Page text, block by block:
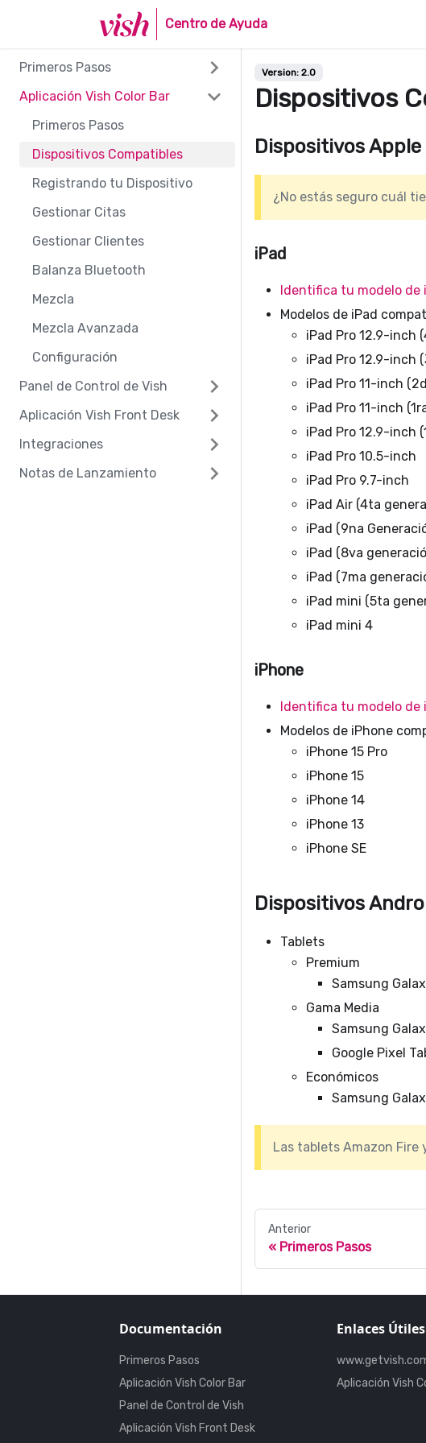
Centro de Ayuda
Primeros Pasos
Aplicación Vish Color Bar
Primeros Pasos
Dispositivos Compatibles
Registrando tu Dispositivo
Gestionar Citas
Gestionar Clientes
Balanza Bluetooth
Mezcla
Mezcla Avanzada
Configuración
Panel de Control de Vish
Aplicación Vish Front Desk
Integraciones
Notas de Lanzamiento
Version: 2.0
Dispositivos
Dispositivos
¿No estás seguro cuál
iPad
Identifica tu modelo de
Modelos de iPad
iPad Pro 12.9-inch
iPad Pro 12.9-inch
iPad Pro 11-inch
iPad Pro 11-inch
iPad Pro 12.9-inch
iPad Pro 10.5-inch
iPad Pro 9.7-inch
iPad Air (4ta
iPad (9na
iPad (8va
iPad (7ma
iPad mini (5ta
iPad mini 4
iPhone
Identifica tu modelo de
Modelos de iPhone
iPhone 15 Pro
iPhone 15
iPhone 14
iPhone 13
iPhone SE
Dispositivos
Tablets
Premium
Samsung
Gama Media
Samsung
Google Pixel
Económicos
Samsung
Las tablets Amazon
Anterior
Primeros Pasos
Documentación
Primeros Pasos
Aplicación Vish Color Bar
Panel de Control de Vish
Aplicación Vish Front Desk
Enlaces Útiles
Aplicación Vish